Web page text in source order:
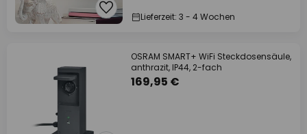
Lieferzeit: 3 - 4 Wochen
OSRAM SMART+ WiFi Steckdosensäule,
anthrazit, IP44, 2-fach
169,95 €